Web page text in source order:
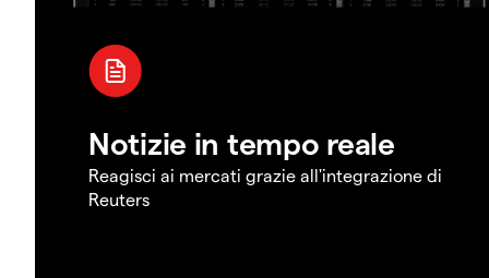
Notizie in tempo reale
Reagisci ai mercati grazie all'integrazione di
Reuters